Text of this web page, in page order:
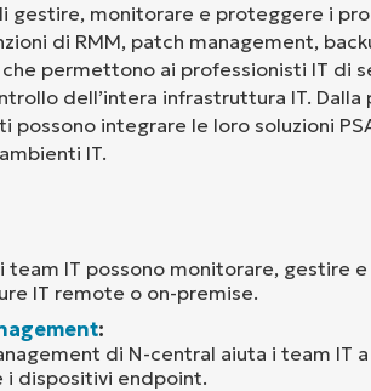
gestire, monitorare e proteggere i
di RMM, patch management,
permettono ai professionisti IT di
dell’intera infrastruttura IT. Dalla
possono integrare le loro soluzioni
IT.
i team IT possono monitorare, gestire
IT remote o on-premise.
:
di N-central aiuta i team IT
i dispositivi endpoint.